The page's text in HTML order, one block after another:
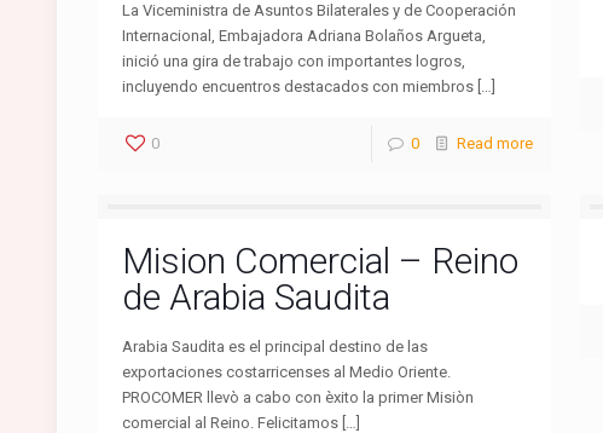
La Viceministra de Asuntos Bilaterales y de Cooperación
Internacional, Embajadora Adriana Bolaños Argueta,
inició una gira de trabajo con importantes logros,
incluyendo encuentros destacados con miembros […]
0 0 Read more
Mision Comercial – Reino
de Arabia Saudita
Arabia Saudita es el principal destino de las
exportaciones costarricenses al Medio Oriente.
PROCOMER llevò a cabo con èxito la primer Misiòn
comercial al Reino. Felicitamos […]